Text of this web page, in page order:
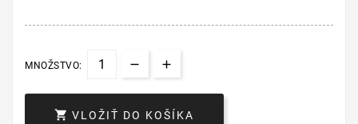
MNOŽSTVO:
 VLOŽIŤ DO KOŠÍKA